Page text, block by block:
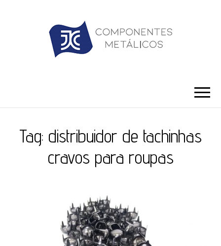
Tag: distribuidor de tachinhas
cravos para roupas